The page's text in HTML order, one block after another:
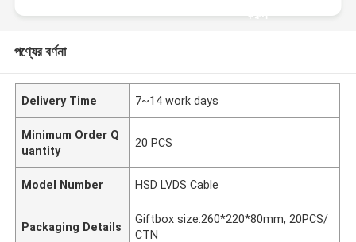
করুন
পণ্যের বর্ণনা
Delivery Time 7~14 work days
Minimum Order Q
uantity
20 PCS
Model Number HSD LVDS Cable
Packaging Details
Giftbox size:260*220*80mm, 20PCS/
CTN